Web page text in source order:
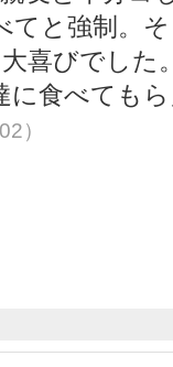
てと強制。
喜びでした
に食べても
）